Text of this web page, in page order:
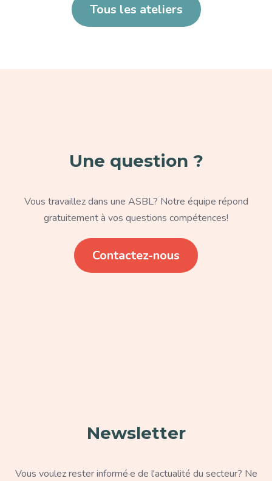
Tous les ateliers
Une question ?
Vous travaillez dans une ASBL? Notre équipe répond
gratuitement à vos questions compétences!
Contactez-nous
Newsletter
Vous voulez rester informé·e de l'actualité du secteur? Ne